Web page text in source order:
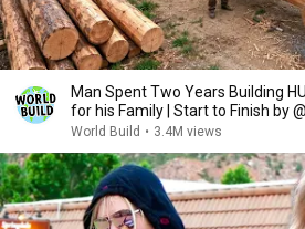
Man Spent Two Years Building
for his Family | Start to Finish by
World Build • 3.4M views